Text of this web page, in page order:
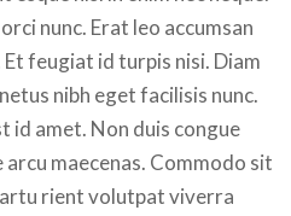
nunc. Erat leo accumsan
feugiat id turpis nisi. Diam
nibh eget facilisis nunc.
id amet. Non duis congue
maecenas. Commodo sit
rient volutpat viverra